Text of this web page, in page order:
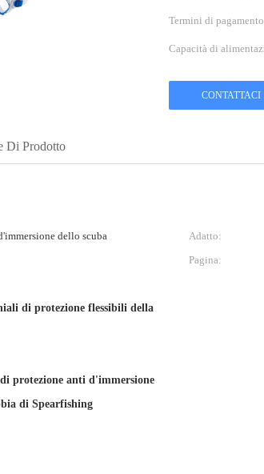
Termini di
Capacità di
CONTATTACI
Di Prodotto
dello scuba Adatto:
Pagina:
di protezione flessibili della
protezione anti d'immersione
di Spearfishing